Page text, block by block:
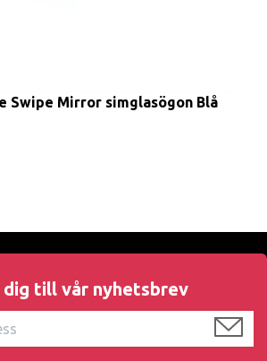
Swipe Mirror simglasögon Blå
dig till vår nyhetsbrev